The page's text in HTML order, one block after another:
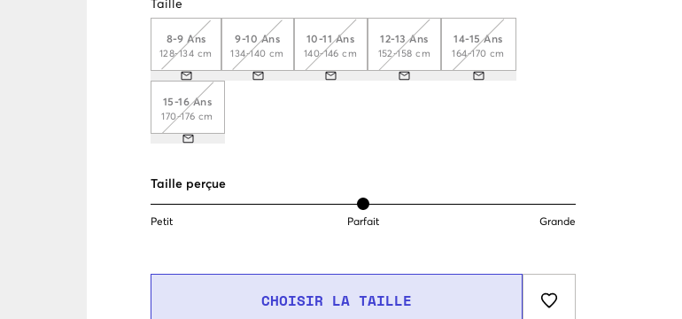
Taille
8-9 Ans
128-134 cm
9-10 Ans
134-140 cm
10-11 Ans
140-146 cm
12-13 Ans
152-158 cm
14-15 Ans
164-170 cm
15-16 Ans
170-176 cm
Taille perçue
Petit Parfait Grande
CHOISIR LA TAILLE